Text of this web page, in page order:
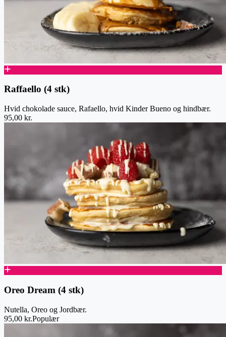
Raffaello (4 stk)
Hvid chokolade sauce, Rafaello, hvid Kinder Bueno og hindbær.
95,00 kr.
Oreo Dream (4 stk)
Nutella, Oreo og Jordbær.
95,00 kr.Populær